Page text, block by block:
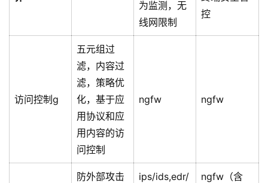
为监测，无
线网限制
控
访问控制g
五元组过
滤，内容过
滤，策略优
化，基于应
用协议和应
用内容的访
问控制
ngfw ngfw
防外部攻击
ips/ids,edr/
ngfw（含